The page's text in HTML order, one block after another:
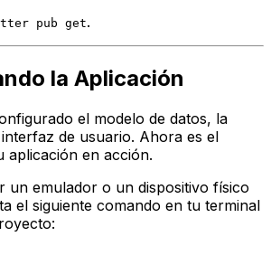
pub get.
la Aplicación
el modelo de datos, la
de usuario. Ahora es el
aplicación en acción.
un emulador o un dispositivo físico
el siguiente comando en tu terminal